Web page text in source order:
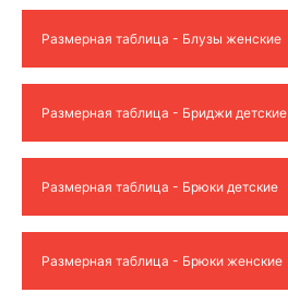
Размерная таблица - Блузы женские
Размерная таблица - Бриджи детские
Размерная таблица - Брюки детские
Размерная таблица - Брюки женские